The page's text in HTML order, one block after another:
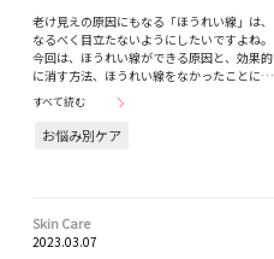
老け見えの原因にもなる「ほうれい線」は、
なるべく目立たないようにしたいですよね。
今回は、ほうれい線ができる原因と、効果的
に消す方法、ほうれい線をなかったことに…
すべて読む
お悩み別ケア
Skin Care
2023.03.07